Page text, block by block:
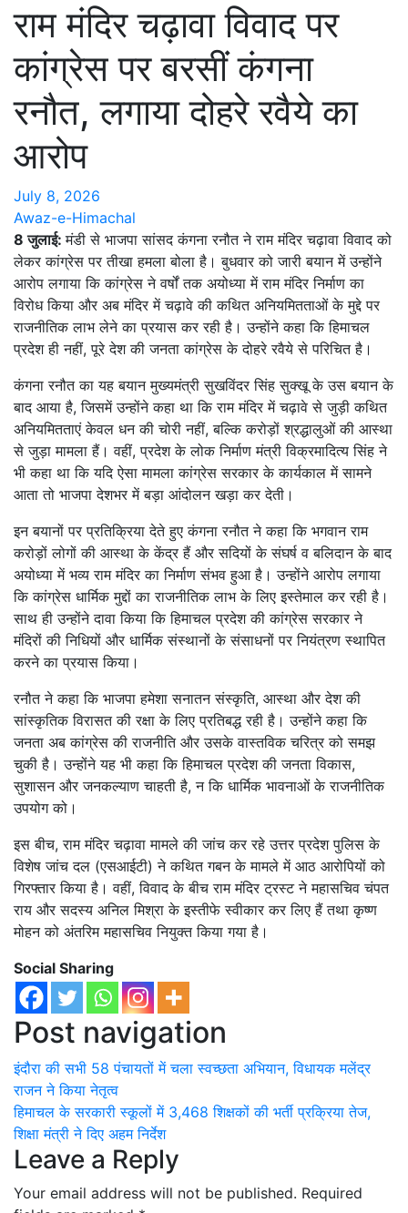
राम मंदिर चढ़ावा विवाद पर
कांग्रेस पर बरसीं कंगना
रनौत, लगाया दोहरे रवैये का
आरोप
July 8, 2026
Awaz-e-Himachal
8 जुलाई:मंडी से भाजपा सांसद कंगना रनौत ने राम मंदिर चढ़ावा विवाद को
लेकर कांग्रेस पर तीखा हमला बोला है। बुधवार को जारी बयान में उन्होंने
आरोप लगाया कि कांग्रेस ने वर्षों तक अयोध्या में राम मंदिर निर्माण का
विरोध किया और अब मंदिर में चढ़ावे की कथित अनियमितताओं के मुद्दे पर
राजनीतिक लाभ लेने का प्रयास कर रही है। उन्होंने कहा कि हिमाचल
प्रदेश ही नहीं, पूरे देश की जनता कांग्रेस के दोहरे रवैये से परिचित है।
कंगना रनौत का यह बयान मुख्यमंत्री सुखविंदर सिंह सुक्खू के उस बयान के
बाद आया है, जिसमें उन्होंने कहा था कि राम मंदिर में चढ़ावे से जुड़ी कथित
अनियमितताएं केवल धन की चोरी नहीं, बल्कि करोड़ों श्रद्धालुओं की आस्था
से जुड़ा मामला हैं। वहीं, प्रदेश के लोक निर्माण मंत्री विक्रमादित्य सिंह ने
भी कहा था कि यदि ऐसा मामला कांग्रेस सरकार के कार्यकाल में सामने
आता तो भाजपा देशभर में बड़ा आंदोलन खड़ा कर देती।
इन बयानों पर प्रतिक्रिया देते हुए कंगना रनौत ने कहा कि भगवान राम
करोड़ों लोगों की आस्था के केंद्र हैं और सदियों के संघर्ष व बलिदान के बाद
अयोध्या में भव्य राम मंदिर का निर्माण संभव हुआ है। उन्होंने आरोप लगाया
कि कांग्रेस धार्मिक मुद्दों का राजनीतिक लाभ के लिए इस्तेमाल कर रही है।
साथ ही उन्होंने दावा किया कि हिमाचल प्रदेश की कांग्रेस सरकार ने
मंदिरों की निधियों और धार्मिक संस्थानों के संसाधनों पर नियंत्रण स्थापित
करने का प्रयास किया।
रनौत ने कहा कि भाजपा हमेशा सनातन संस्कृति, आस्था और देश की
सांस्कृतिक विरासत की रक्षा के लिए प्रतिबद्ध रही है। उन्होंने कहा कि
जनता अब कांग्रेस की राजनीति और उसके वास्तविक चरित्र को समझ
चुकी है। उन्होंने यह भी कहा कि हिमाचल प्रदेश की जनता विकास,
सुशासन और जनकल्याण चाहती है, न कि धार्मिक भावनाओं के राजनीतिक
उपयोग को।
इस बीच, राम मंदिर चढ़ावा मामले की जांच कर रहे उत्तर प्रदेश पुलिस के
विशेष जांच दल (एसआईटी) ने कथित गबन के मामले में आठ आरोपियों को
गिरफ्तार किया है। वहीं, विवाद के बीच राम मंदिर ट्रस्ट ने महासचिव चंपत
राय और सदस्य अनिल मिश्रा के इस्तीफे स्वीकार कर लिए हैं तथा कृष्ण
मोहन को अंतरिम महासचिव नियुक्त किया गया है।
Social Sharing
Post navigation
इंदौरा की सभी 58 पंचायतों में चला स्वच्छता अभियान, विधायक मलेंद्र
राजन ने किया नेतृत्व
हिमाचल के सरकारी स्कूलों में 3,468 शिक्षकों की भर्ती प्रक्रिया तेज,
शिक्षा मंत्री ने दिए अहम निर्देश
Leave a Reply
Your email address will not be published. Required